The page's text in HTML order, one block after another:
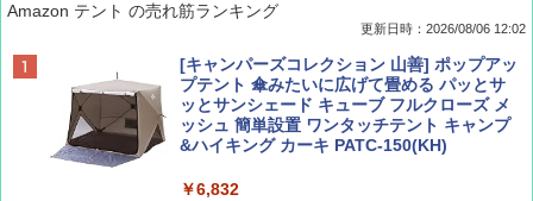
ディズニーファン ２０２６年 ９月号 [雑
誌] (ＤＩＳＮＥＹ ＦＡＮ)
￥713
D40 地球の歩き方 チェンマイ タイ北部の魅
力的な町 2026～2027 地球の歩き方D アジア
￥2,079
Amazon テント の売れ筋ランキング
更新日時：2026/08/06 12:02
[キャンパーズコレクション 山善] ポップアッ
プテント 傘みたいに広げて畳める パッとサ
ッとサンシェード キューブ フルクローズ メ
ッシュ 簡単設置 ワンタッチテント キャンプ
&ハイキング カーキ PATC-150(KH)
￥6,832